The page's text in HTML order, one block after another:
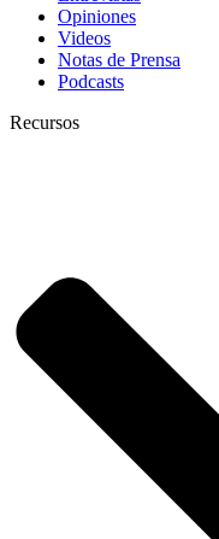
Opiniones
Videos
Notas de Prensa
Podcasts
Recursos